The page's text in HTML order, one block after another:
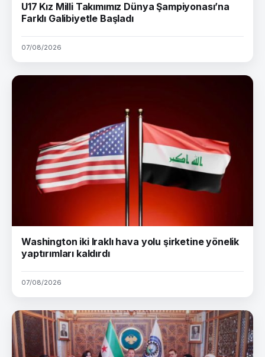
U17 Kız Milli Takımımız Dünya Şampiyonası’na
Farklı Galibiyetle Başladı
07/08/2026
Washington iki Iraklı hava yolu şirketine yönelik
yaptırımları kaldırdı
07/08/2026